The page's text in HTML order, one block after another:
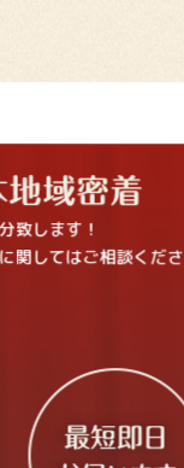
致します！
関してはご相談くださ